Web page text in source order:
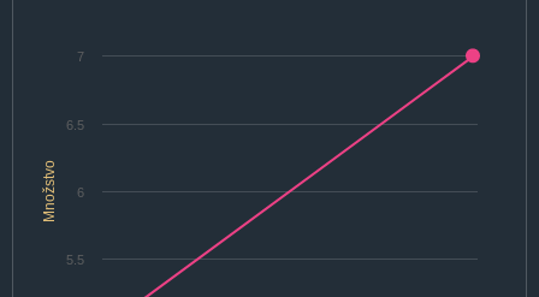
Množstvo
5.5
6
6.5
7